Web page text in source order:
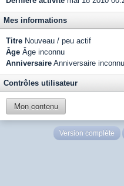
Mes informations
Titre Nouveau / peu actif
Âge Âge inconnu
Anniversaire Anniversaire inconnu
Contrôles utilisateur
Mon contenu
Version complète